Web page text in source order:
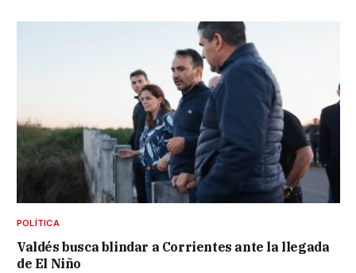
POLÍTICA
Valdés busca blindar a Corrientes ante la llegada
de El Niño